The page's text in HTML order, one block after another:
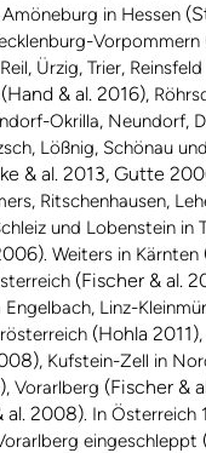
in Hessen
Vorpommern
Reil, Ürzig, Trier,
(Hand & al. 2016),
Okrilla, Neundorf,
Lößnig, Schönau
& al. 2013, Gutte
Ritschenhausen,
und Lobenstein in
. Weiters in Kärnten
(Fischer & al.
Linz-
(Hohla 2011)
, Kufstein-Zell in
, Vorarlberg (Fischer &
al. 2008). In Österreich
eingeschleppt